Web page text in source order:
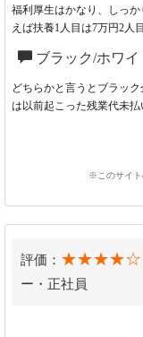
福利厚生はかなり、しっ
えば扶養1人目は7万円2人
ブラック/ホワイ
どちらかと言うとブラッ
は以前起こった残業代未
※このサイト
評価： ★★★★☆
ー・正社員